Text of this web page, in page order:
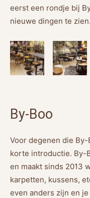
eerst een rondje bij
nieuwe dingen te
By-Boo
Voor degenen die
korte introductie. By-
en maakt sinds 2013
karpetten, kussens,
even anders zijn en